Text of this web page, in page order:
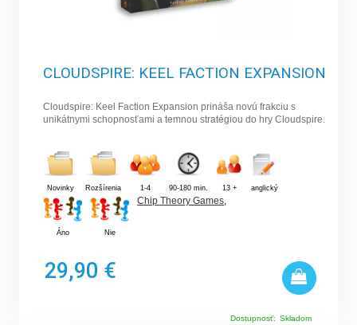
CLOUDSPIRE: KEEL FACTION EXPANSION
Cloudspire: Keel Faction Expansion prináša novú frakciu s
unikátnymi schopnosťami a temnou stratégiou do hry Cloudspire.
Novinky Rozšírenia 1-4 90-180 min. 13 + anglický
Áno Nie
Chip Theory Games,
29,90 €
Dostupnosť: Skladom